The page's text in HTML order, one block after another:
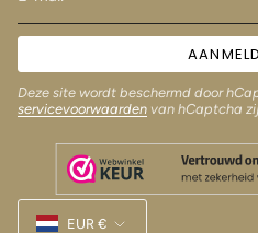
Deze site wordt beschermd door
servicevoorwaarden van hCaptcha
Munteenheid
EUR €